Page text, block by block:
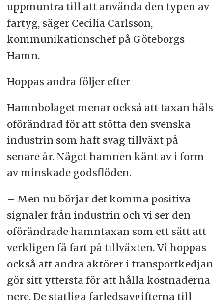
uppmuntra till att använda den typen av
fartyg, säger Cecilia Carlsson,
kommunikationschef på Göteborgs
Hamn.
Hoppas andra följer efter
Hamnbolaget menar också att taxan håls
oförändrad för att stötta den svenska
industrin som haft svag tillväxt på
senare år. Något hamnen känt av i form
av minskade godsflöden.
– Men nu börjar det komma positiva
signaler från industrin och vi ser den
oförändrade hamntaxan som ett sätt att
verkligen få fart på tillväxten. Vi hoppas
också att andra aktörer i transportkedjan
gör sitt yttersta för att hålla kostnaderna
nere. De statliga farledsavgifterna till